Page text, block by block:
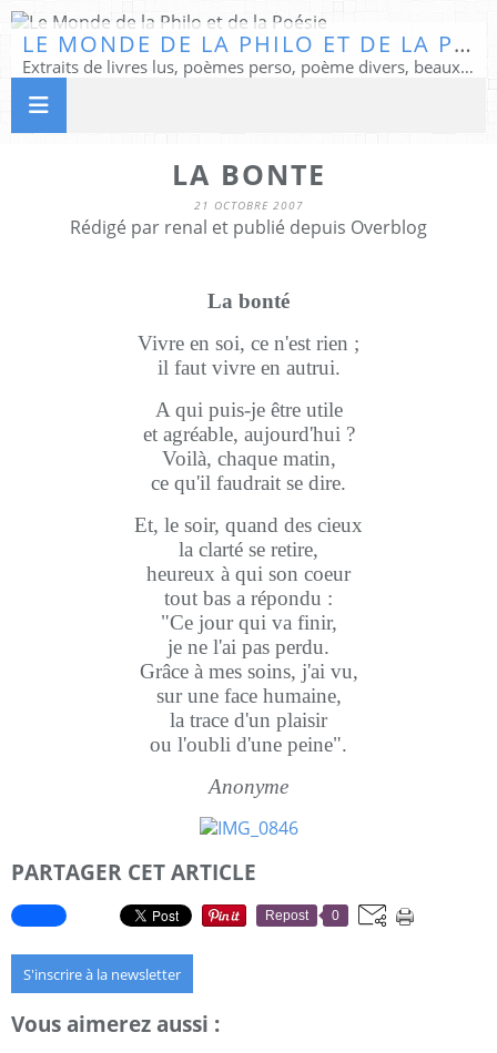
LE MONDE DE LA PHILO ET DE LA POÉSIE
Extraits de livres lus, poèmes perso, poème divers, beaux textes...
LA BONTE
21 OCTOBRE 2007
Rédigé par renal et publié depuis Overblog
La bonté
Vivre en soi, ce n'est rien ;
il faut vivre en autrui.
A qui puis-je être utile
et agréable, aujourd'hui ?
Voilà, chaque matin,
ce qu'il faudrait se dire.
Et, le soir, quand des cieux
la clarté se retire,
heureux à qui son coeur
tout bas a répondu :
"Ce jour qui va finir,
je ne l'ai pas perdu.
Grâce à mes soins, j'ai vu,
sur une face humaine,
la trace d'un plaisir
ou l'oubli d'une peine".
Anonyme
PARTAGER CET ARTICLE
Repost 0
S'inscrire à la newsletter
Vous aimerez aussi :